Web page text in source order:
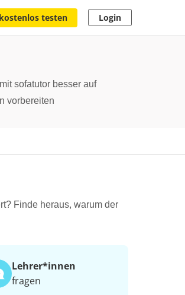
testen Login
sofatutor besser auf
vorbereiten
Finde heraus, warum der
Lehrer*​innen
fragen